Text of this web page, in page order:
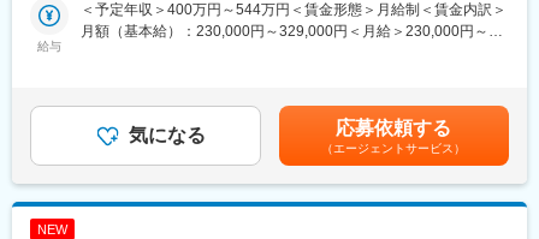
・仕事と子育て／介護の両立支援制度充実／育児休業復帰率
100％（23年度時点）／平均勤続年数17.7年
2024年度の売上高は9,904億円と安定した経営基盤を保有してい
ます。
主要な市場は国内以外にも、米州／欧州／中国／ASEAN／インド
など拡大しており、車載／民生／産業機器など多岐にわたる製品
を保有し、幅広い業界と取引を行っています。また、従業員の方
タクトスイッチ製品向け基幹部品の製造
・有給休暇取得もしやすい職場
■福利厚生面：
・独身寮／社宅制度（約1万円/月）／社宅家賃補助制度／入社に
伴う引っ越し手当会社負担（住宅関連制度にて社内規定あり）
給与
＜予定年収＞400万円～544万円＜賃金形態＞月給制＜賃金内訳＞
月額（基本給）：230,000円～329,000円＜月給＞230,000円～
績：平均17,000円賃金はあくまでも目安の金額であり、選考を通
じて上下する可能性があります。月給(月額)は固定手当を含めた表
記です。
気になる 応募依頼する
（エージェントサービス）
NEW